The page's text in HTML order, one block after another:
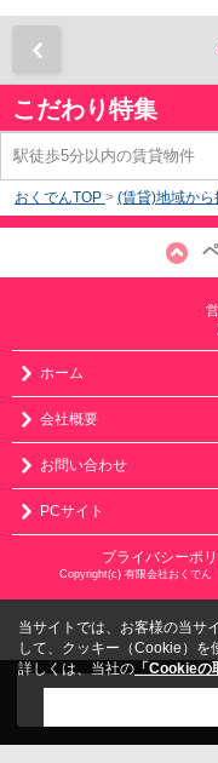
こだわり特集
駅徒歩5分以内の賃貸物件
おくでんTOP > (賃貸)地域から
ホーム
会社概要
お問い合わせ
PCサイト
プライバシーポ
Copyright(c) 有限会社おくで
こちらの物件を
当サイトでは、お客様の当サ
して、クッキー（Cookie）を
詳しくは、当社の 「Cookieの